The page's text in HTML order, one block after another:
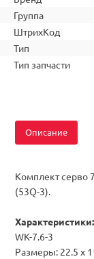
Группа
ШтрихКод
Тип
Тип запчасти
Описание
Комплект серво
(53Q-3).
Характеристики:
WK-7.6-3
Размеры: 22.5 х